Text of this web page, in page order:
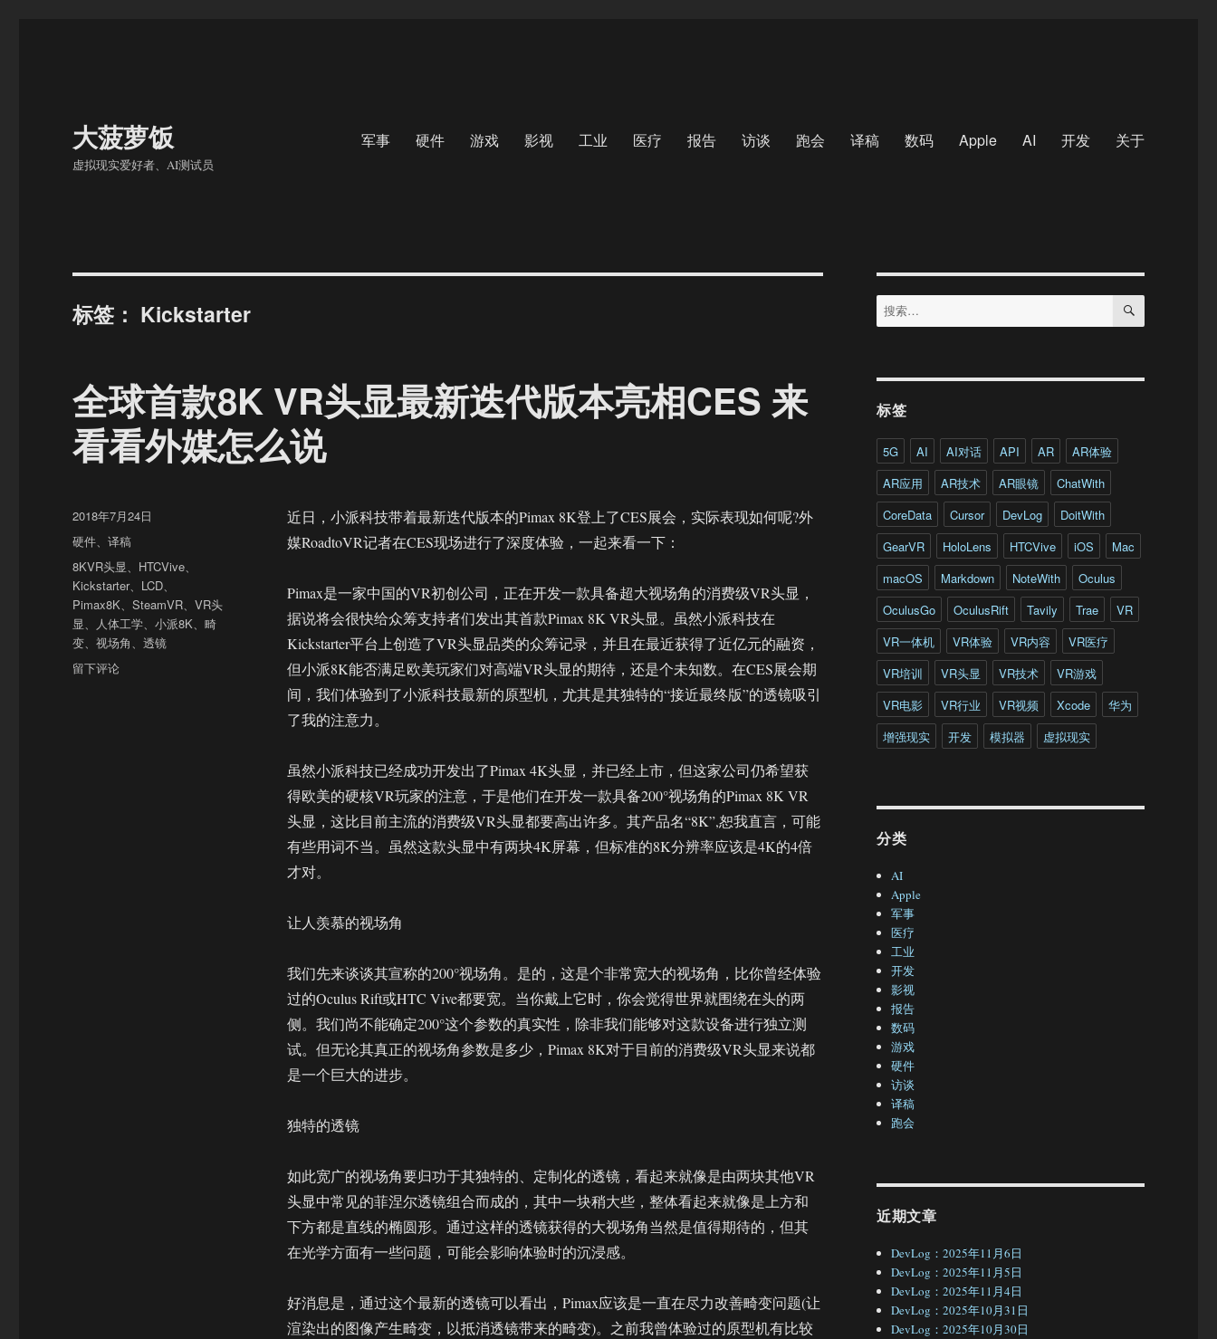
大菠萝饭
虚拟现实爱好者、AI测试员
军事 硬件 游戏 影视 工业 医疗 报告 访谈 跑会 译稿 数码 Apple AI 开发 关于
标签： Kickstarter
全球首款8K VR头显最新迭代版本亮相CES 来
看看外媒怎么说
近日，小派科技带着最新迭代版本的Pimax 8K登上了CES展会，实际表现如何呢?外
媒RoadtoVR记者在CES现场进行了深度体验，一起来看一下：
Pimax是一家中国的VR初创公司，正在开发一款具备超大视场角的消费级VR头显，
据说将会很快给众筹支持者们发出其首款Pimax 8K VR头显。虽然小派科技在
Kickstarter平台上创造了VR头显品类的众筹记录，并且在最近获得了近亿元的融资，
但小派8K能否满足欧美玩家们对高端VR头显的期待，还是个未知数。在CES展会期
间，我们体验到了小派科技最新的原型机，尤其是其独特的“接近最终版”的透镜吸引
了我的注意力。
虽然小派科技已经成功开发出了Pimax 4K头显，并已经上市，但这家公司仍希望获
得欧美的硬核VR玩家的注意，于是他们在开发一款具备200°视场角的Pimax 8K VR
头显，这比目前主流的消费级VR头显都要高出许多。其产品名“8K”,恕我直言，可能
有些用词不当。虽然这款头显中有两块4K屏幕，但标准的8K分辨率应该是4K的4倍
才对。
让人羡慕的视场角
我们先来谈谈其宣称的200°视场角。是的，这是个非常宽大的视场角，比你曾经体验
过的Oculus Rift或HTC Vive都要宽。当你戴上它时，你会觉得世界就围绕在头的两
侧。我们尚不能确定200°这个参数的真实性，除非我们能够对这款设备进行独立测
试。但无论其真正的视场角参数是多少，Pimax 8K对于目前的消费级VR头显来说都
是一个巨大的进步。
独特的透镜
如此宽广的视场角要归功于其独特的、定制化的透镜，看起来就像是由两块其他VR
头显中常见的菲涅尔透镜组合而成的，其中一块稍大些，整体看起来就像是上方和
下方都是直线的椭圆形。通过这样的透镜获得的大视场角当然是值得期待的，但其
在光学方面有一些问题，可能会影响体验时的沉浸感。
好消息是，通过这个最新的透镜可以看出，Pimax应该是一直在尽力改善畸变问题(让
渲染出的图像产生畸变，以抵消透镜带来的畸变)。之前我曾体验过的原型机有比较
发
布
于
2018年7月24日
分
类
硬件、译稿
标
签
8KVR头显、 HTCVive、
Kickstarter、 LCD、
Pimax8K、SteamVR、VR头
显、 人体工学、小派8K、畸
变、视场角、透镜
于
留下评论
搜
索：
搜
标签
5G AI AI对话 API AR
AR体验
AR应用
AR技术 AR眼镜
ChatWith
CoreData
Cursor DevLog
DoitWith
GearVR
HoloLens HTCVive iOS
Mac
macOS
Markdown NoteWith
Oculus
OculusGo
OculusRift Tavily Trae
VR
VR一体机
VR体验 VR内容
VR医疗
VR培训
VR头显 VR技术
VR游戏
VR电影
VR行业 VR视频 Xcode
华为
增强现实
开发 模拟器 虚拟现实
分类
AI
Apple
军事
医疗
工业
开发
影视
报告
数码
游戏
硬件
访谈
译稿
跑会
近期文章
DevLog：2025年11月6日
DevLog：2025年11月5日
DevLog：2025年11月4日
DevLog：2025年10月31日
DevLog：2025年10月30日